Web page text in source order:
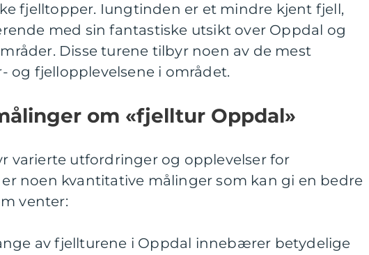
fjelltopper. Iungtinden er et mindre kjent fjell,
med sin fantastiske utsikt over Oppdal og
Disse turene tilbyr noen av de mest
og fjellopplevelsene i området.
om «fjelltur Oppdal»
varierte utfordringer og opplevelser for
noen kvantitative målinger som kan gi en bedre
venter:
av fjellturene i Oppdal innebærer betydelige